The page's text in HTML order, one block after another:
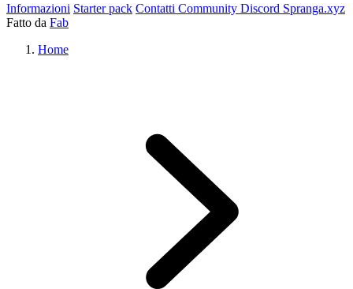
Informazioni Starter pack Contatti Community Discord Spranga.xyz
Fatto da Fab
Home